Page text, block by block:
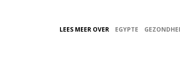
LEES MEER OVER EGYPTE